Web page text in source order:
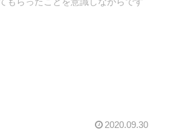
2020.09.30